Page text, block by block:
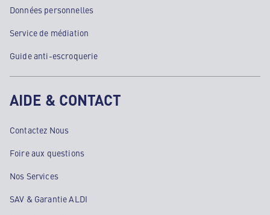
Données personnelles
Service de médiation
Guide anti-escroquerie
AIDE & CONTACT
Contactez Nous
Foire aux questions
Nos Services
SAV & Garantie ALDI